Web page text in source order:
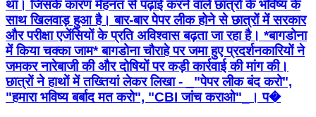
था। जिसके कारण मेहनत से पढ़ाई करने वाले छात्रों के भविष्य के
साथ खिलवाड़ हुआ है। बार-बार पेपर लीक होने से छात्रों में सरकार
और परीक्षा एजेंसियों के प्रति अविश्वास बढ़ता जा रहा है। *बागडोना
में किया चक्का जाम* बागडोना चौराहे पर जमा हुए प्रदर्शनकारियों ने
जमकर नारेबाजी की और दोषियों पर कड़ी कार्रवाई की मांग की।
छात्रों ने हाथों में तख्तियां लेकर लिखा - _"पेपर लीक बंद करो",
"हमारा भविष्य बर्बाद मत करो", "CBI जांच कराओ"_। प�